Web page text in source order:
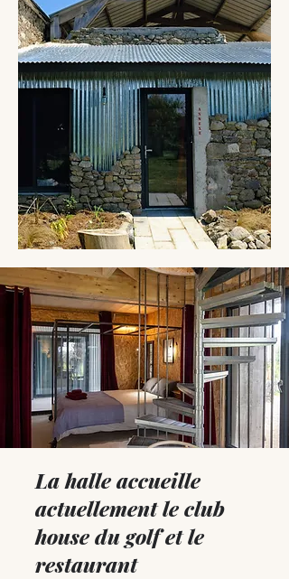
La halle accueille
actuellement le club
house du golf et le
restaurant